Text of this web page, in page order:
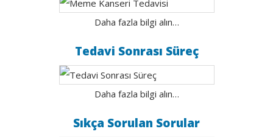
Daha fazla bilgi alın…
Tedavi Sonrası Süreç
Daha fazla bilgi alın…
Sıkça Sorulan Sorular